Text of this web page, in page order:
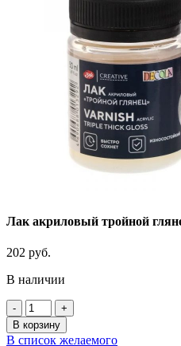
Лак акриловый тройной
202 руб.
В наличии
Количество
товара
Лак
В корзину
В список желаемого